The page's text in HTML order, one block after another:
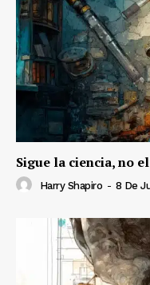
Sigue la ciencia, no
Harry Shapiro - 8 De